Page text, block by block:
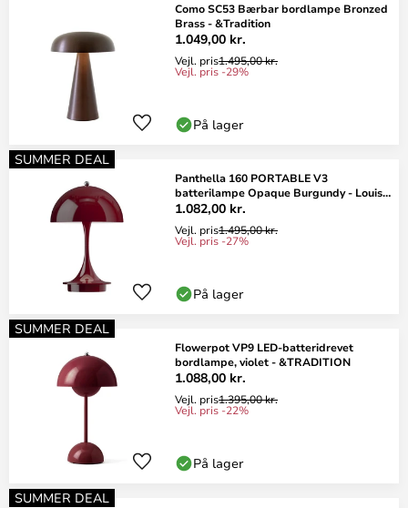
Como SC53 Bærbar bordlampe Bronzed
Brass - &Tradition
1.049,00 kr.
Vejl. pris1.495,00 kr.
Vejl. pris -29%
På lager
SUMMER DEAL
Panthella 160 PORTABLE V3
batterilampe Opaque Burgundy - Louis
Poulsen
1.082,00 kr.
Vejl. pris1.495,00 kr.
Vejl. pris -27%
På lager
SUMMER DEAL
Flowerpot VP9 LED-batteridrevet
bordlampe, violet - &TRADITION
1.088,00 kr.
Vejl. pris1.395,00 kr.
Vejl. pris -22%
På lager
SUMMER DEAL